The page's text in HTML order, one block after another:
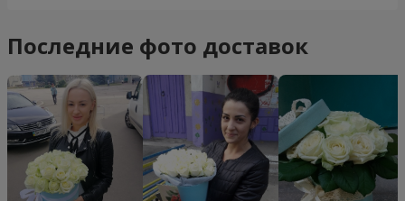
Последние фото доставок